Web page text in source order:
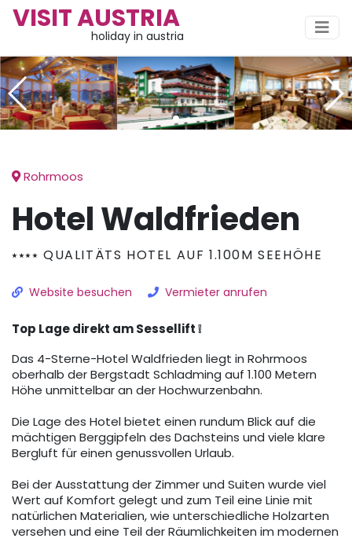
VISIT AUSTRIA
holiday in austria
Rohrmoos
Hotel Waldfrieden
⭑⭑⭑⭑ QUALITÄTS HOTEL AUF 1.100M SEEHÖHE
Website besuchen Vermieter anrufen
Top Lage direkt am Sessellift ❕
Das 4-Sterne-Hotel Waldfrieden liegt in Rohrmoos
oberhalb der Bergstadt Schladming auf 1.100 Metern
Höhe unmittelbar an der Hochwurzenbahn.
Die Lage des Hotel bietet einen rundum Blick auf die
mächtigen Berggipfeln des Dachsteins und viele klare
Bergluft für einen genussvollen Urlaub.
Bei der Ausstattung der Zimmer und Suiten wurde viel
Wert auf Komfort gelegt und zum Teil eine Linie mit
natürlichen Materialien, wie unterschiedliche Holzarten
versehen und eine Teil der Räumlichkeiten im modernen